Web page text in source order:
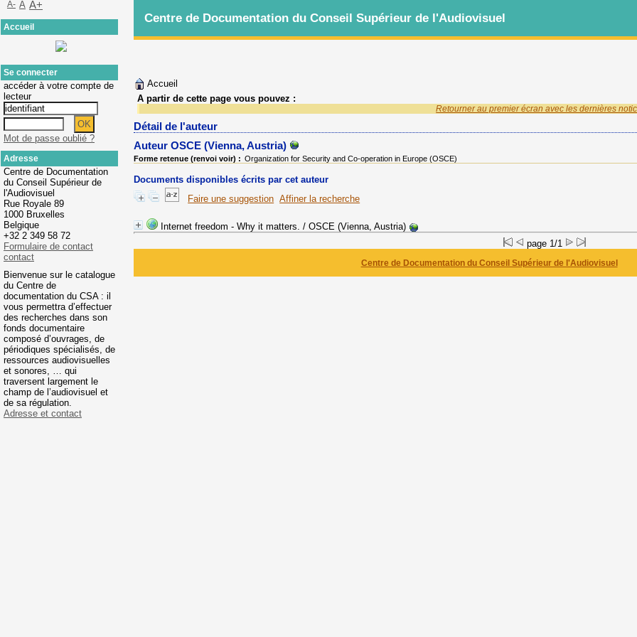
Accueil
A partir de cette page vous pouvez :
Retourner au premier écran avec les dernières
Détail de l'auteur
Auteur OSCE (Vienna, Austria)
Forme retenue (renvoi voir) : Organization for Security and Co-operation in Europe (OSCE)
Documents disponibles écrits par cet auteur
Faire une suggestion Affiner la recherche
Internet freedom - Why it matters. / OSCE (Vienna, Austria)
page 1/1
Centre de Documentation du Conseil Supérieur de l'Audiovisuel
Centre de Documentation du Conseil Supérieur de l'Audiovisuel
A- A A+
Accueil
Se connecter
accéder à votre compte de
lecteur
Mot de passe oublié ?
Adresse
Centre de Documentation
du Conseil Supérieur de
l'Audiovisuel
Rue Royale 89
1000 Bruxelles
Belgique
+32 2 349 58 72
Formulaire de contact
contact
Bienvenue sur le catalogue
du Centre de
documentation du CSA : il
vous permettra d’effectuer
des recherches dans son
fonds documentaire
composé d’ouvrages, de
périodiques spécialisés, de
ressources audiovisuelles
et sonores, … qui
traversent largement le
champ de l’audiovisuel et
de sa régulation.
Adresse et contact